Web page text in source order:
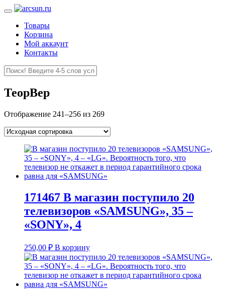
Товары
Корзина
Мой аккаунт
Контакты
ТеорВер
Отображение 241–256 из 269
171467 В магазин поступило 20
телевизоров «SAMSUNG», 35 –
«SONY», 4
250,00 ₽ В корзину